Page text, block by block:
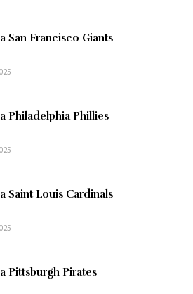
San Francisco Giants
Philadelphia Phillies
Saint Louis Cardinals
Pittsburgh Pirates